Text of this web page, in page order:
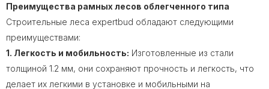
Преимущества рамных лесов облегченного типа
Строительные леса expertbud обладают следующими
преимуществами:
1. Легкость и мобильность: Изготовленные из стали
толщиной 1.2 мм, они сохраняют прочность и легкость, что
делает их легкими в установке и мобильными на